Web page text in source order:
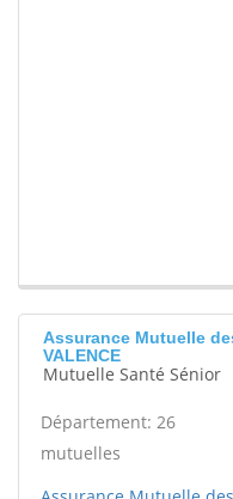
Assurance Mutuelle
VALENCE
Mutuelle Santé Sénior
Département: 26
mutuelles